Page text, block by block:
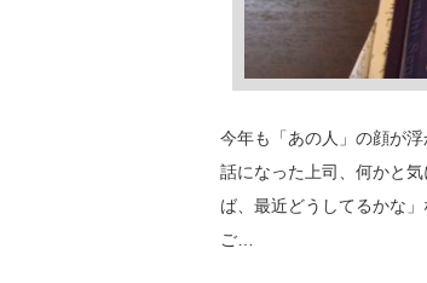
今年も「あの人」の顔が
話になった上司、何かと
ば、最近どうしてるかな
ご…